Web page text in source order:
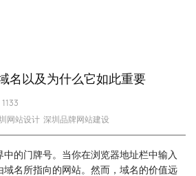
名以及为什么它如此重要
1133
网站设计 深圳品牌网站建设
的门牌号。当你在浏览器地址栏中输入
名所指向的网站。然而，域名的价值远